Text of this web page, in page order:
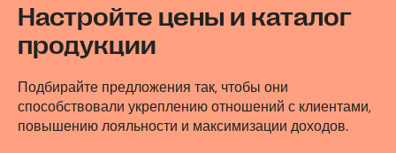
Настройте цены и каталог
продукции
Подбирайте предложения так, чтобы они
способствовали укреплению отношений с клиентами,
повышению лояльности и максимизации доходов.